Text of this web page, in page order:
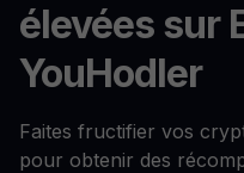
élevées sur
YouHodler
Faites fructifier vos
pour obtenir des